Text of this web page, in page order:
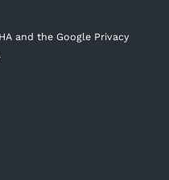
and the Google Privacy